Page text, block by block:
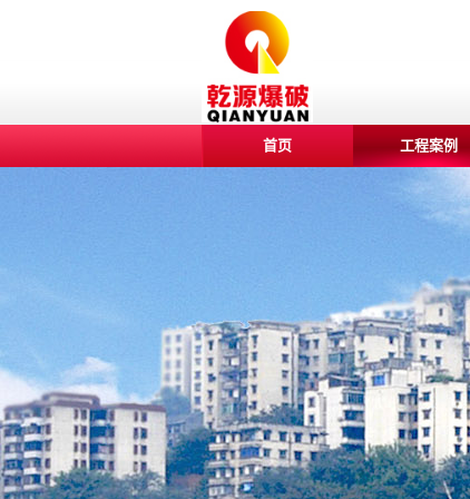
首页 工程案例